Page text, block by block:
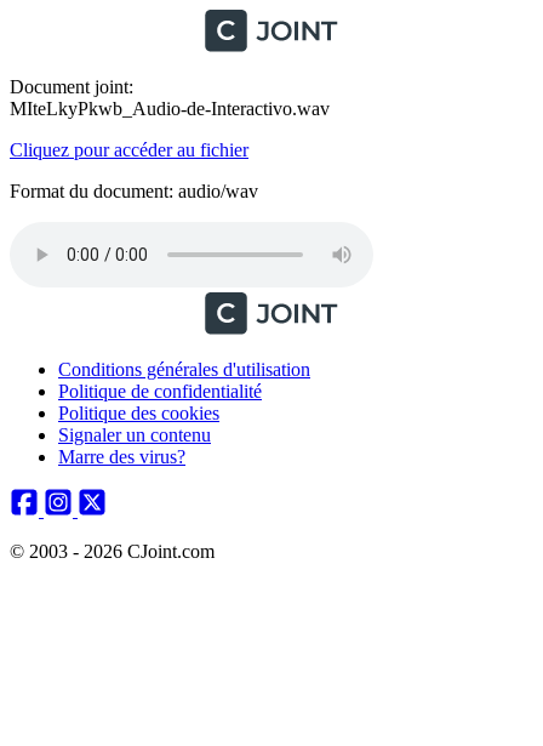
Document joint:
MIteLkyPkwb_Audio-de-Interactivo.wav
Cliquez pour accéder au fichier
Format du document: audio/wav
Conditions générales d'utilisation
Politique de confidentialité
Politique des cookies
Signaler un contenu
Marre des virus?
© 2003 - 2026 CJoint.com